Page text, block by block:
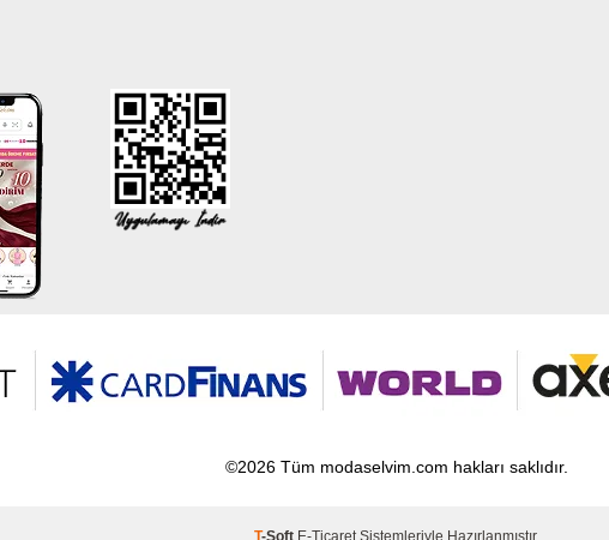
©2026 Tüm modaselvim.com hakları saklıdır.
T-Soft E-Ticaret Sistemleriyle Hazırlanmıştır.